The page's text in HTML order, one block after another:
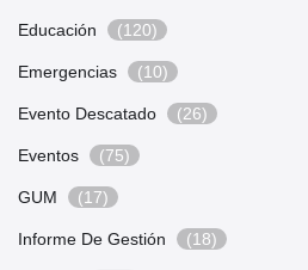
Educación (120)
Emergencias (10)
Evento Descatado (26)
Eventos (75)
GUM (17)
Informe De Gestión (18)